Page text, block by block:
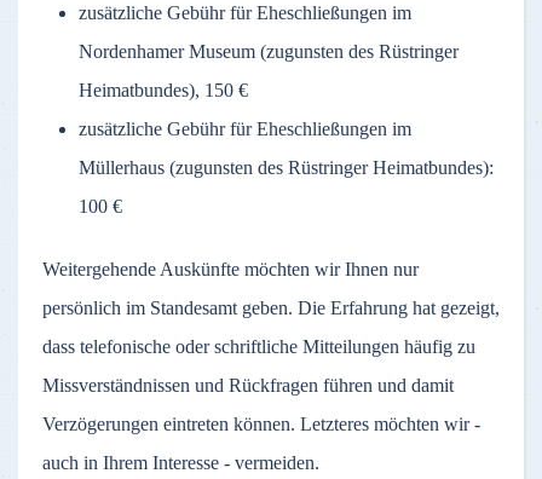
zusätzliche Gebühr für Eheschließungen im
Nordenhamer Museum (zugunsten des Rüstringer
Heimatbundes), 150 €
zusätzliche Gebühr für Eheschließungen im
Müllerhaus (zugunsten des Rüstringer Heimatbundes):
100 €
Weitergehende Auskünfte möchten wir Ihnen nur
persönlich im Standesamt geben. Die Erfahrung hat gezeigt,
dass telefonische oder schriftliche Mitteilungen häufig zu
Missverständnissen und Rückfragen führen und damit
Verzögerungen eintreten können. Letzteres möchten wir -
auch in Ihrem Interesse - vermeiden.